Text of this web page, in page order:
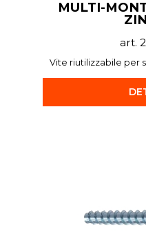
MULTI-
art.
Vite riutilizzabile per